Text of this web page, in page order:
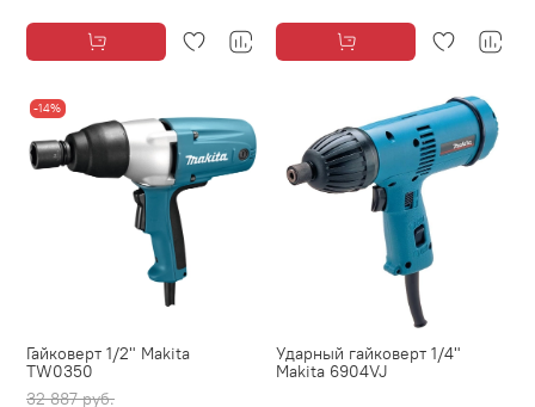
-14%
Гайковерт 1/2" Makita
TW0350
32 887 руб.
Ударный гайковерт 1/4"
Makita 6904VJ